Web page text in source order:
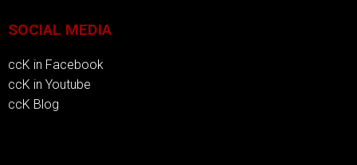
SOCIAL MEDIA
ccK in Facebook
ccK in Youtube
ccK Blog